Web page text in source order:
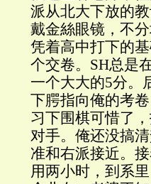
派从北大下放的
戴金絲眼镜，不
凭着高中打下的
个交卷。SH总是
一个大大的5分。
下腭指向俺的考
习下围棋可惜了
对手。俺还没搞
准和右派接近。
用两小时，到系